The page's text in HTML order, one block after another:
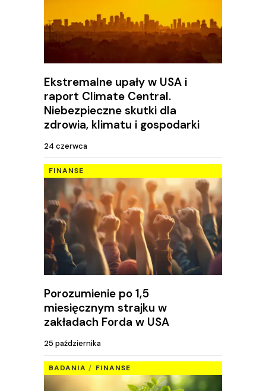
Ekstremalne upały w USA i
raport Climate Central.
Niebezpieczne skutki dla
zdrowia, klimatu i gospodarki
24 czerwca
FINANSE
Porozumienie po 1,5
miesięcznym strajku w
zakładach Forda w USA
25 października
BADANIA FINANSE